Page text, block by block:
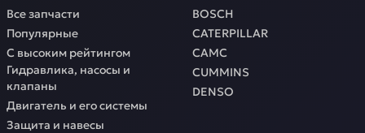
Все запчасти
Популярные
С высоким рейтингом
Гидравлика, насосы и
клапаны
Двигатель и его системы
Защита и навесы
BOSCH
CATERPILLAR
CAMC
CUMMINS
DENSO